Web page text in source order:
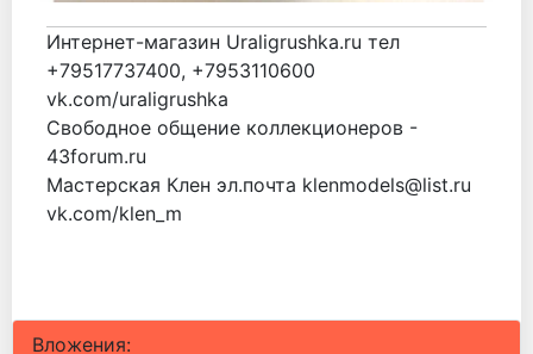
Интернет-магазин Uraligrushka.ru тел
+79517737400, +7953110600
vk.com/uraligrushka
Свободное общение коллекционеров -
43forum.ru
Мастерская Клен эл.почта klenmodels@list.ru
vk.com/klen_m
Вложения: